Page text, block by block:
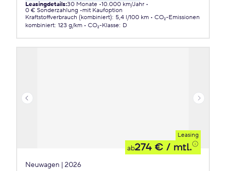
Leasingdetails:30 Monate 10.000 km/Jahr
0 € Sonderzahlung
mit Kaufoption
Kraftstoffverbrauch (kombiniert): 5,4 l/100 km
CO₂-Emissionen
kombiniert: 123 g/km CO₂-Klasse: D
Leasing
ab274 € / mtl.
Neuwagen | 2026